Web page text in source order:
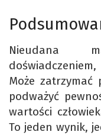
Nieudana
Może zatrzymać
podważyć
wartości
To jeden wynik,